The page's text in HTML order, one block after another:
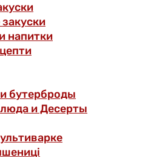
напитки
бутерброды
и Десерты